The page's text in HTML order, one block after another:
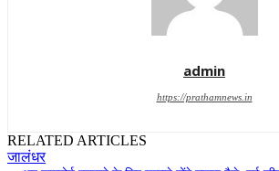
admin
https://prathamnews.in
RELATED ARTICLES
जालंधर